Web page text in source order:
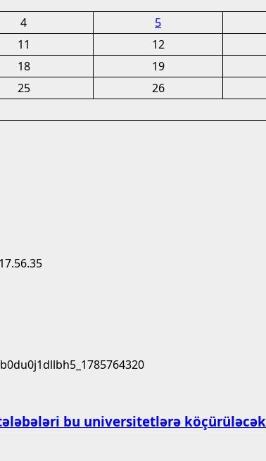
4 5
11 12
18 19
25 26
bu universitetlərə köçürüləcək